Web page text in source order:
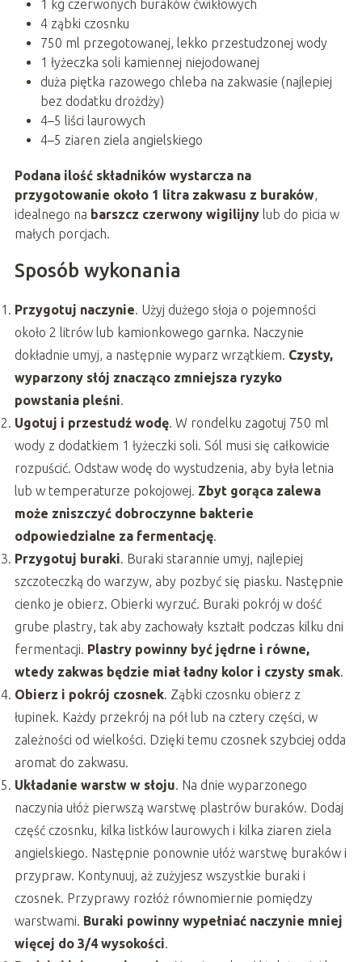
1 kg czerwonych buraków ćwikłowych
4 ząbki czosnku
750 ml przegotowanej, lekko przestudzonej wody
1 łyżeczka soli kamiennej niejodowanej
duża piętka razowego chleba na zakwasie (najlepiej
bez dodatku drożdży)
4–5 liści laurowych
4–5 ziaren ziela angielskiego
Podana ilość składników wystarcza na
przygotowanie około 1 litra zakwasu z buraków,
idealnego na barszcz czerwony wigilijnylub do picia w
małych porcjach.
Sposób wykonania
Przygotuj naczynie. Użyj dużego słoja o pojemności
około 2 litrów lub kamionkowego garnka. Naczynie
dokładnie umyj, a następnie wyparz wrzątkiem. Czysty,
wyparzony słój znacząco zmniejsza ryzyko
powstania pleśni.
Ugotuj i przestudź wodę. W rondelku zagotuj 750 ml
wody z dodatkiem 1 łyżeczki soli. Sól musi się całkowicie
rozpuścić. Odstaw wodę do wystudzenia, aby była letnia
lub w temperaturze pokojowej. Zbyt gorąca zalewa
może zniszczyć dobroczynne bakterie
odpowiedzialne za fermentację.
Przygotuj buraki. Buraki starannie umyj, najlepiej
szczoteczką do warzyw, aby pozbyć się piasku. Następnie
cienko je obierz. Obierki wyrzuć. Buraki pokrój w dość
grube plastry, tak aby zachowały kształt podczas kilku dni
fermentacji. Plastry powinny być jędrne i równe,
wtedy zakwas będzie miał ładny kolor i czysty smak.
Obierz i pokrój czosnek. Ząbki czosnku obierz z
łupinek. Każdy przekrój na pół lub na cztery części, w
zależności od wielkości. Dzięki temu czosnek szybciej odda
aromat do zakwasu.
Układanie warstw w słoju. Na dnie wyparzonego
naczynia ułóż pierwszą warstwę plastrów buraków. Dodaj
część czosnku, kilka listków laurowych i kilka ziaren ziela
angielskiego. Następnie ponownie ułóż warstwę buraków i
przypraw. Kontynuuj, aż zużyjesz wszystkie buraki i
czosnek. Przyprawy rozłóż równomiernie pomiędzy
warstwami. Buraki powinny wypełniać naczynie mniej
więcej do 3/4 wysokości.